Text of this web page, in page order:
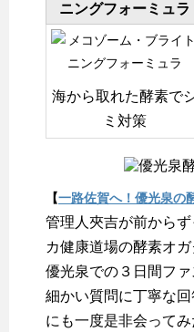
ニングフォーミュラ
海から取れた酵素で
ミ対策
【一路佐賀へ！優光泉の
管理人夾吉が前から
カ健康道場の酵素オ
優光泉での３日間フ
細かい質問に丁寧な
にも一度是非会ってみ